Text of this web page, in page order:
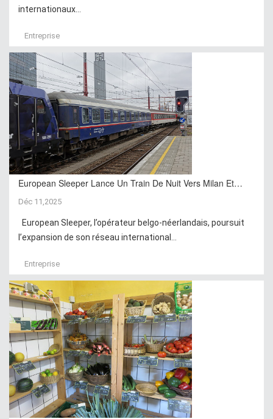
internationaux...
Entreprise
European Sleeper Lance Un Train De Nuit Vers Milan Et…
Déc 11,2025
European Sleeper, l’opérateur belgo-néerlandais, poursuit
l’expansion de son réseau international...
Entreprise